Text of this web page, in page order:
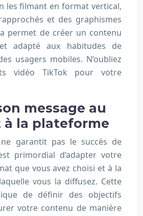
les filmant en format vertical,
et des graphismes
permet de créer un contenu
adapté aux habitudes de
usagers mobiles. N’oubliez
vidéo TikTok pour votre
message au
la plateforme
garantit pas le succès de
primordial d’adapter votre
que vous avez choisi et à la
vous la diffusez. Cette
de définir des objectifs
votre contenu de manière